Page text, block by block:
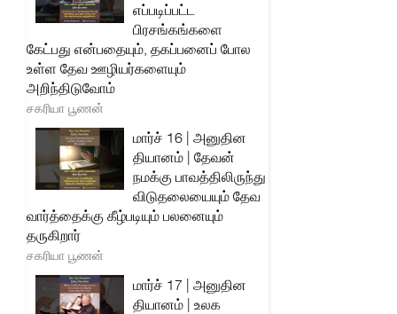
எப்படிப்பட்ட
பிரசங்கங்களை
கேட்பது என்பதையும், தகப்பனைப் போல
உள்ள தேவ ஊழியர்களையும்
அறிந்திடுவோம்
சகரியா பூணன்
மார்ச் 16 | அனுதின
தியானம் | தேவன்
நமக்கு பாவத்திலிருந்து
விடுதலையையும் தேவ
வார்த்தைக்கு கீழ்படியும் பலனையும்
தருகிறார்
சகரியா பூணன்
மார்ச் 17 | அனுதின
தியானம் | உலக